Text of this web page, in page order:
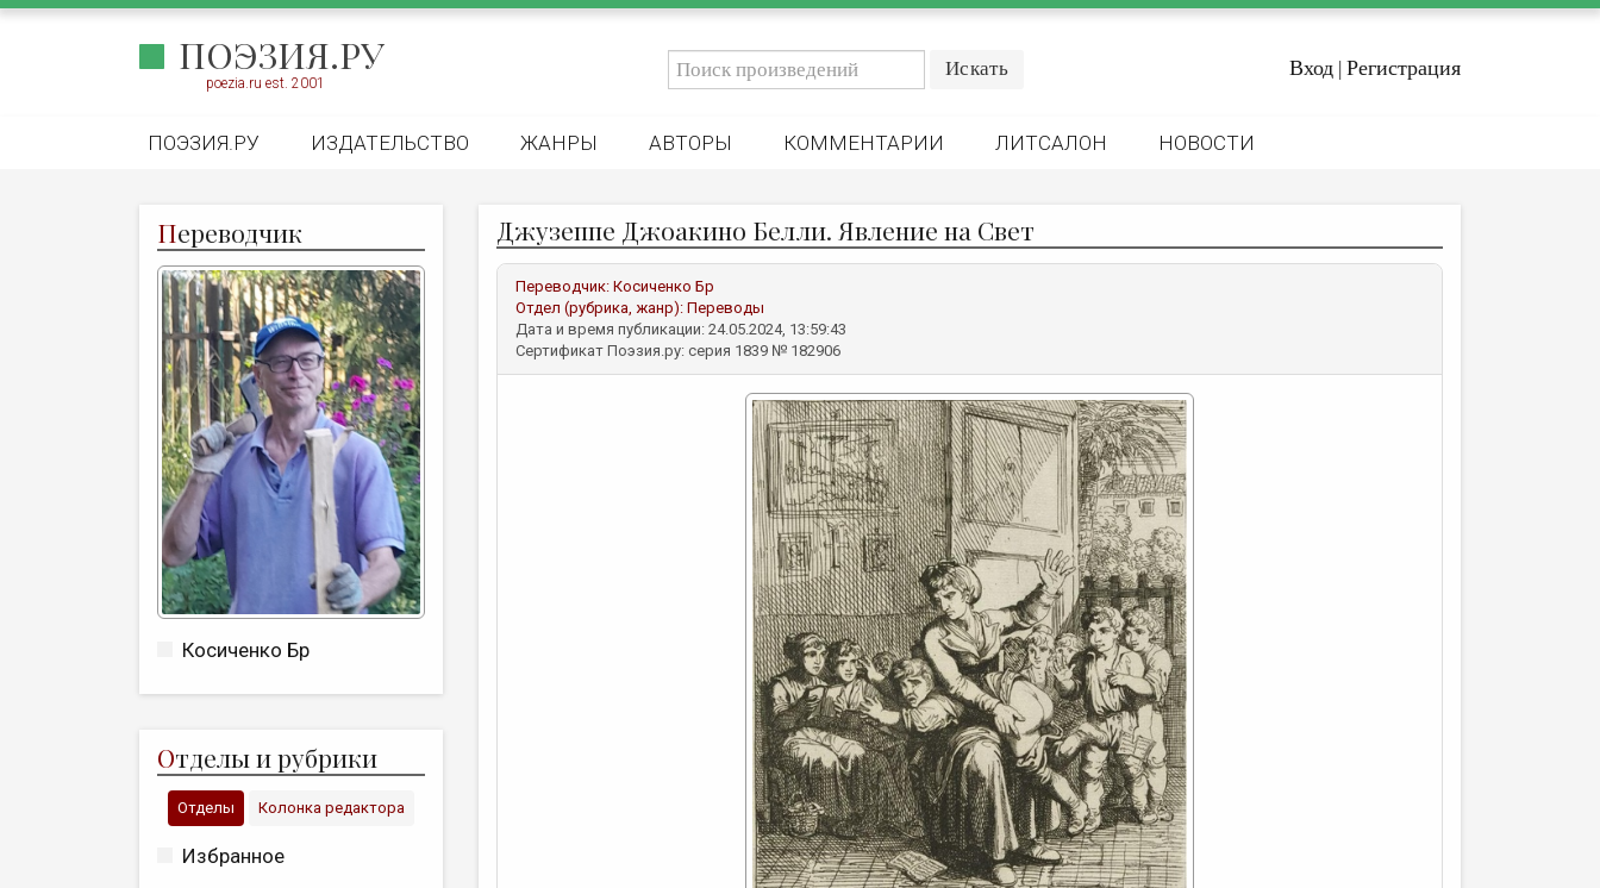
ПОЭЗИЯ.РУ
poezia.ru est. 2001
Вход | Регистрация
ПОЭЗИЯ.РУ ИЗДАТЕЛЬСТВО ЖАНРЫ АВТОРЫ КОММЕНТАРИИ ЛИТСАЛОН НОВОСТИ
Переводчик
Косиченко Бр
Отделы и рубрики
Отделы Колонка редактора
Избранное
Джузеппе Джоакино Белли. Явление на Свет
Переводчик: Косиченко Бр
Отдел (рубрика, жанр): Переводы
Дата и время публикации: 24.05.2024, 13:59:43
Сертификат Поэзия.ру: серия 1839 № 182906